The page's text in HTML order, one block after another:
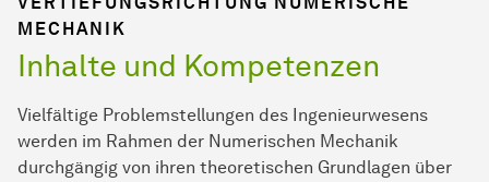
MECHANIK
Inhalte und Kompetenzen
Vielfältige Problemstellungen des Ingenieurwesens
werden im Rahmen der Numerischen Mechanik
durchgängig von ihren theoretischen Grundlagen über